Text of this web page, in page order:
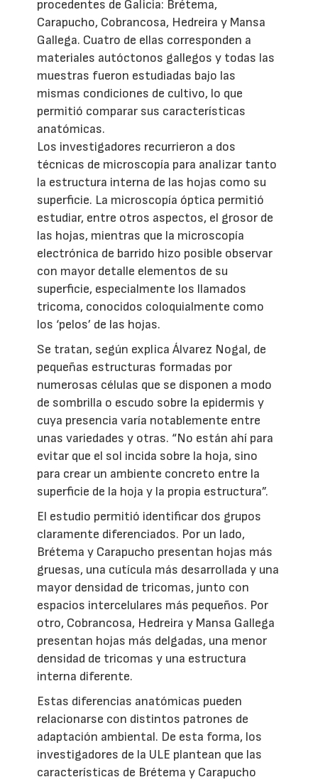
procedentes de Galicia: Brétema,
Carapucho, Cobrancosa, Hedreira y Mansa
Gallega. Cuatro de ellas corresponden a
materiales autóctonos gallegos y todas las
muestras fueron estudiadas bajo las
mismas condiciones de cultivo, lo que
permitió comparar sus características
anatómicas.
Los investigadores recurrieron a dos
técnicas de microscopía para analizar tanto
la estructura interna de las hojas como su
superficie. La microscopía óptica permitió
estudiar, entre otros aspectos, el grosor de
las hojas, mientras que la microscopía
electrónica de barrido hizo posible observar
con mayor detalle elementos de su
superficie, especialmente los llamados
tricoma, conocidos coloquialmente como
los ‘pelos’ de las hojas.
Se tratan, según explica Álvarez Nogal, de
pequeñas estructuras formadas por
numerosas células que se disponen a modo
de sombrilla o escudo sobre la epidermis y
cuya presencia varía notablemente entre
unas variedades y otras. “No están ahí para
evitar que el sol incida sobre la hoja, sino
para crear un ambiente concreto entre la
superficie de la hoja y la propia estructura”.
El estudio permitió identificar dos grupos
claramente diferenciados. Por un lado,
Brétema y Carapucho presentan hojas más
gruesas, una cutícula más desarrollada y una
mayor densidad de tricomas, junto con
espacios intercelulares más pequeños. Por
otro, Cobrancosa, Hedreira y Mansa Gallega
presentan hojas más delgadas, una menor
densidad de tricomas y una estructura
interna diferente.
Estas diferencias anatómicas pueden
relacionarse con distintos patrones de
adaptación ambiental. De esta forma, los
investigadores de la ULE plantean que las
características de Brétema y Carapucho